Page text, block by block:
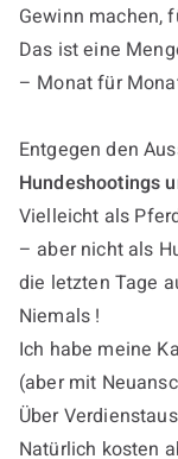
Gewinn machen,
Das ist eine
– Monat für
Entgegen den
Hundeshootings
Vielleicht als
– aber nicht als
die letzten Tage
Niemals !
Ich habe meine
(aber mit
Über
Natürlich kosten